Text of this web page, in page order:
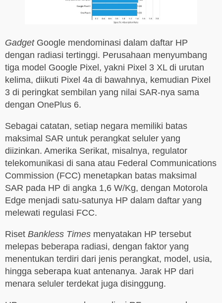
GadgetGoogle mendominasi dalam daftar HP
dengan radiasi tertinggi. Perusahaan menyumbang
tiga model Google Pixel, yakni Pixel 3 XL di urutan
kelima, diikuti Pixel 4a di bawahnya, kemudian Pixel
3 di peringkat sembilan yang nilai SAR-nya sama
dengan OnePlus 6.
Sebagai catatan, setiap negara memiliki batas
maksimal SAR untuk perangkat seluler yang
diizinkan. Amerika Serikat, misalnya, regulator
telekomunikasi di sana atau Federal Communications
Commission (FCC) menetapkan batas maksimal
SAR pada HP di angka 1,6 W/Kg, dengan Motorola
Edge menjadi satu-satunya HP dalam daftar yang
melewati regulasi FCC.
Riset Bankless Times menyatakan HP tersebut
melepas beberapa radiasi, dengan faktor yang
menentukan terdiri dari jenis perangkat, model, usia,
hingga seberapa kuat antenanya. Jarak HP dari
menara seluler terdekat juga disinggung.